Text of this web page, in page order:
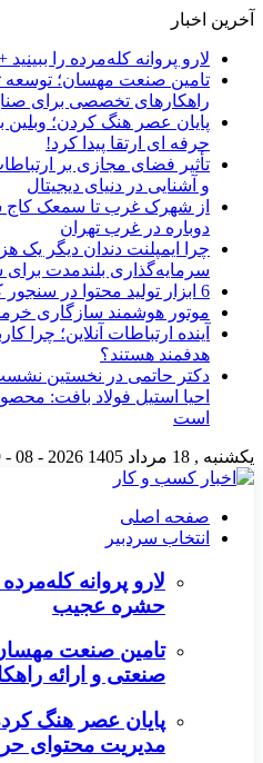
آخرین اخبار
لارو پروانه کله‌مرده را
تامین صنعت مهسان؛ توسعه
راهکارهای تخصصی برای
پایان عصر هنگ کردن؛
حرفه ای ارتقا پیدا کرد!
تأثیر فضای مجازی بر
و آشنایی در دنیای دیجیتال
از شهرک غرب تا سمعک کاج
دوباره در غرب تهران
چرا ایمپلنت دندان دیگر یک
سرمایه‌گذاری بلندمدت
6 ابزار تولید محتوا در سنجور که هر نویسنده به آن‌ها نیاز دارد
موتور هوشمند سازگاری
آینده ارتباطات آنلاین؛ چرا
هدفمند هستند؟
دکتر حاتمی در نخستین
احیا استیل فولاد بافت:
است
یکشنبه , 18 مرداد 1405 2026 - 08 - 09
صفحه اصلی
انتخاب سردبیر
لارو پروانه
حشره عجیب
تامین صنعت
صنعتی و ارائه
پایان عصر هنگ
مدیریت محتوای